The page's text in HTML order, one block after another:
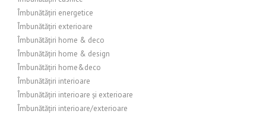
Îmbunătățiri energetice
Îmbunătățiri exterioare
Îmbunătățiri home & deco
Îmbunătățiri home & design
Îmbunătățiri home&deco
Îmbunătățiri interioare
Îmbunătățiri interioare și exterioare
Îmbunătățiri interioare/exterioare